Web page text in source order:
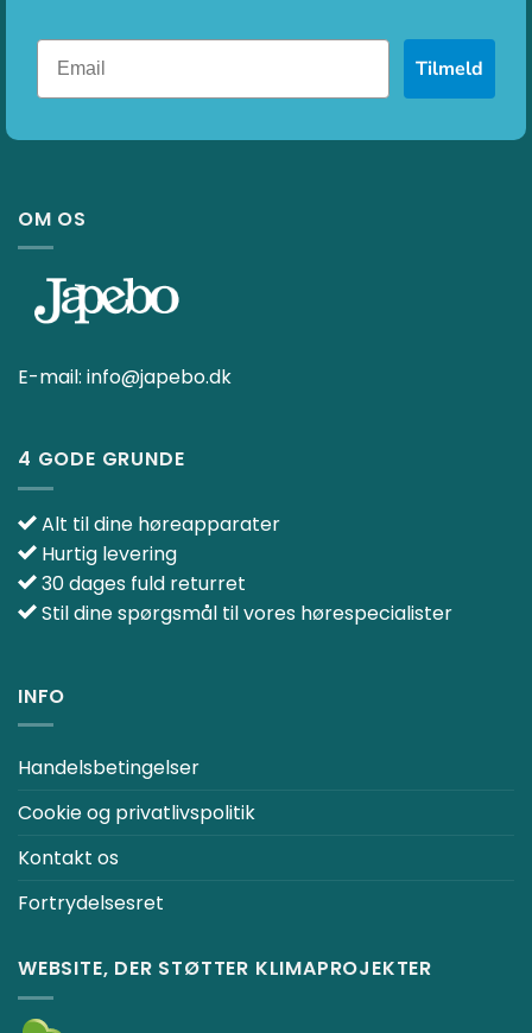
Tilmeld
OM OS
E-mail: info@japebo.dk
4 GODE GRUNDE
Alt til dine høreapparater
Hurtig levering
30 dages fuld returret
Stil dine spørgsmål til vores hørespecialister
INFO
Handelsbetingelser
Cookie og privatlivspolitik
Kontakt os
Fortrydelsesret
WEBSITE, DER STØTTER KLIMAPROJEKTER